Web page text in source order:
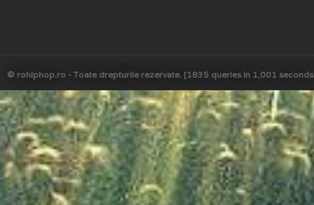
© rohiphop.ro - Toate drepturile rezervate. [1835 queries in 1,001